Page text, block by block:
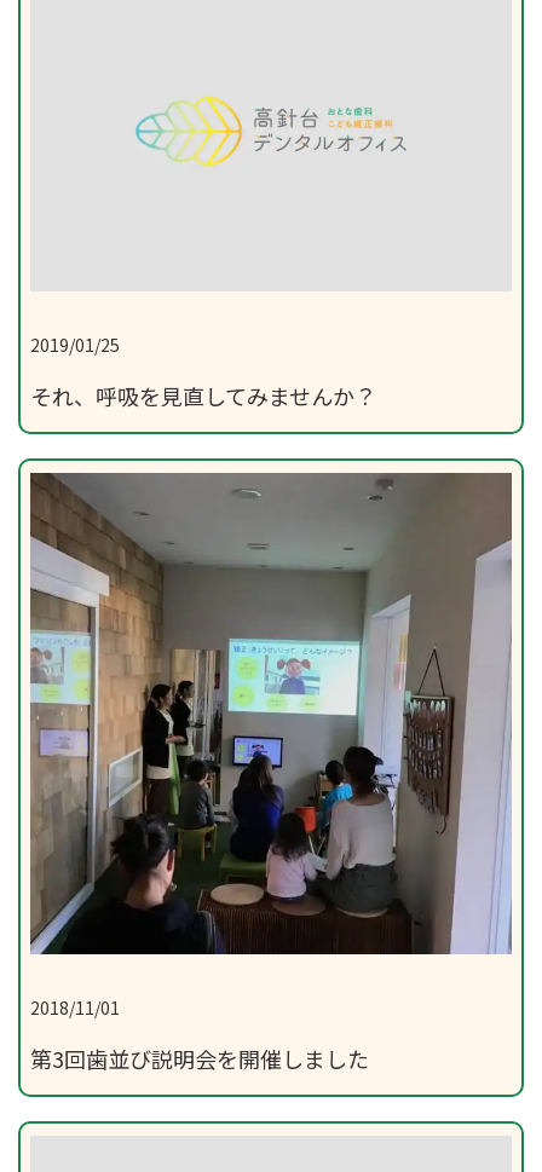
2019/01/25
それ、呼吸を見直してみませんか？
2018/11/01
第3回歯並び説明会を開催しました